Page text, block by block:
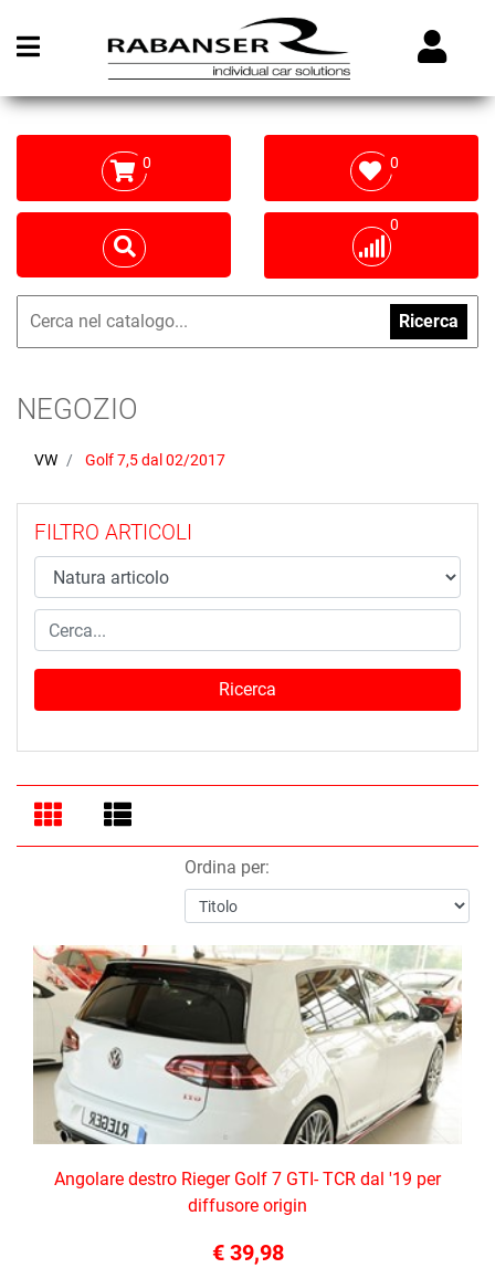
Open menu
0 0
0
Ricerca
NEGOZIO
VW Golf 7,5 dal 02/2017
FILTRO ARTICOLI
Ordina per:
Angolare destro Rieger Golf 7 GTI- TCR dal '19 per
diffusore origin
€ 39,98